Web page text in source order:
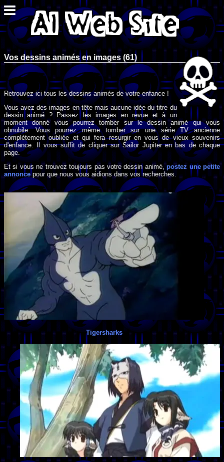
Vos dessins animés en images (61)
Retrouvez ici tous les dessins animés de votre enfance !
Vous avez des images en tête mais aucune idée du titre du
dessin animé ? Passez les images en revue et à un
moment donné vous pourrez tomber sur le dessin animé qui vous
obnubile. Vous pourrez même tomber sur une série TV ancienne
complètement oubliée et qui fera resurgir en vous de vieux souvenirs
d'enfance. Il vous suffit de cliquer sur Sailor Jupiter en bas de chaque
page.
Et si vous ne trouvez toujours pas votre dessin animé,postez une petite
annoncepour que nous vous aidions dans vos recherches.
Tigersharks